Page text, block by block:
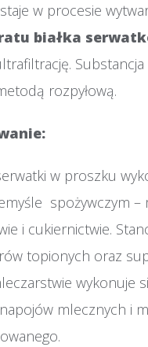
w procesie
białka
rozpyłową.
w proszku
spożywczym –
i cukiernictwie.
topionych oraz
wykonuje
mlecznych i